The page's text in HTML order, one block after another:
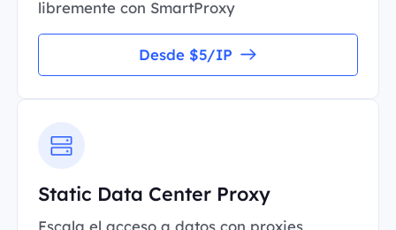
libremente con SmartProxy
Desde $5/IP
Static Data Center Proxy
Escala el acceso a datos con proxies